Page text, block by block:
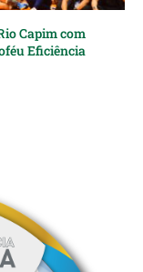
Capim com
Eficiência